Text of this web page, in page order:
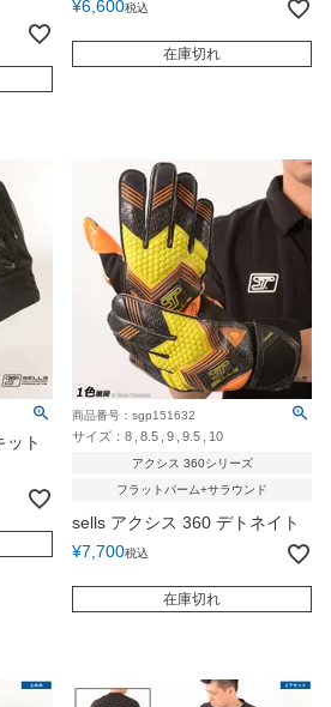
¥6,600税込
在庫切れ
ット
商品番号：sgp151632
サイズ： 8 8.5 9 9.5 10
アクシス 360シリーズ
フラットパーム+サラウンド
sells アクシス 360 デトネイト
¥7,700税込
在庫切れ